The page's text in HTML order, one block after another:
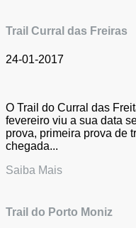
Trail Curral das Freiras
24-01-2017
O Trail do Curral das
fevereiro viu a sua data
prova, primeira prova de
chegada...
Saiba Mais
Trail do Porto Moniz